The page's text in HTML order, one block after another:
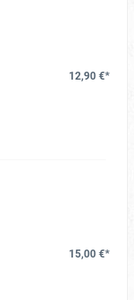
12,90 €*
15,00 €*